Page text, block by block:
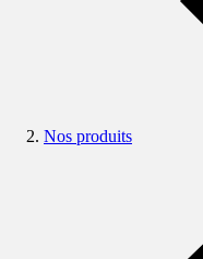
Nos produits